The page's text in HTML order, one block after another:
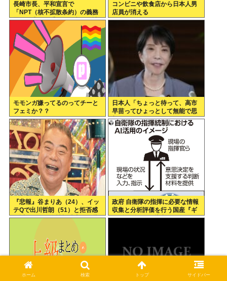
長崎市長、平和宣言で
「NPT（核不拡散条約）の義務
履行を求める重要な一文」を読
み飛ばす痛恨のミス
コンビニや飲食店から日本人男
店員が消える
モモンガ嫌ってるのってチーと
フェミか？？
日本人「ちょっと待って、高市
早苗ってひょっとして無能で思
想もやばい女…？」 これ俺らの
声はなんで届かなかったのかな
『悲報』谷まりあ（24）、イッ
テQで出川哲朗（51）と拒否感
が近すぎると女性視聴者から批
政府 自衛隊の指揮に必要な情報
収集と分析評価を行う国産『ギ
ョギョギョAI』導入へ
ホーム 検索 トップ サイドバー